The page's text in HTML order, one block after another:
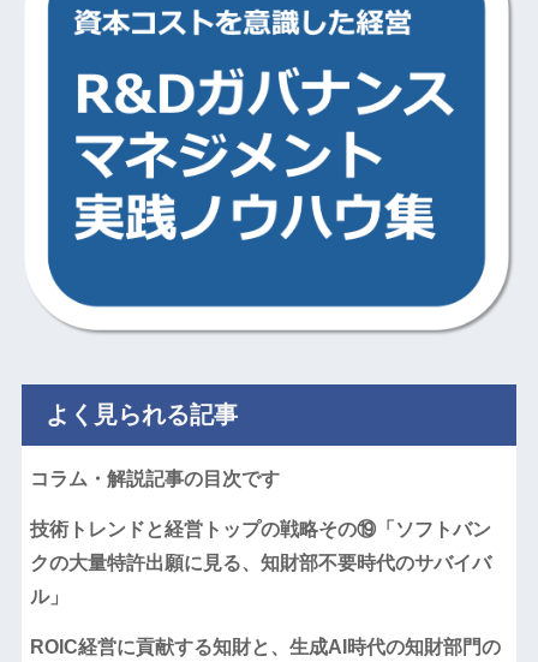
よく見られる記事
コラム・解説記事の目次です
技術トレンドと経営トップの戦略その⑲「ソフトバン
クの大量特許出願に見る、知財部不要時代のサバイバ
ル」
ROIC経営に貢献する知財と、生成AI時代の知財部門の